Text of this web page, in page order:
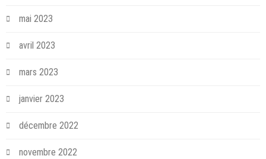
mai 2023
avril 2023
mars 2023
janvier 2023
décembre 2022
novembre 2022